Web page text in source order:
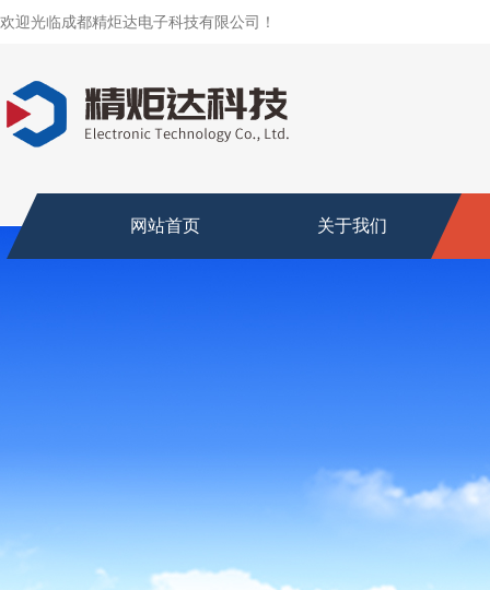
欢迎光临成都精炬达电子科技有限公司！
网站首页 关于我们